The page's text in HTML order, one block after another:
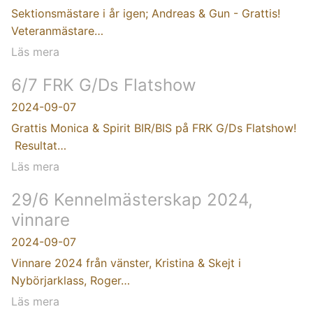
Sektionsmästare i år igen; Andreas & Gun - Grattis!
Veteranmästare…
Läs mera
6/7 FRK G/Ds Flatshow
2024-09-07
Grattis Monica & Spirit BIR/BIS på FRK G/Ds Flatshow!
Resultat…
Läs mera
29/6 Kennelmästerskap 2024,
vinnare
2024-09-07
Vinnare 2024 från vänster, Kristina & Skejt i
Nybörjarklass, Roger…
Läs mera